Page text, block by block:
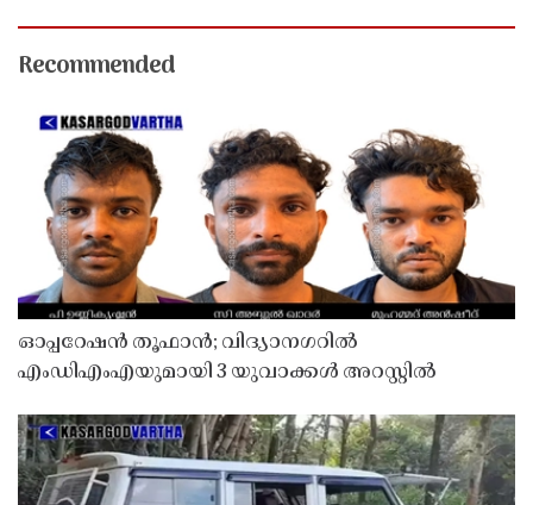
Recommended
ഓപ്പറേഷൻ തൂഫാൻ; വിദ്യാനഗറിൽ
എംഡിഎംഎയുമായി 3 യുവാക്കൾ അറസ്റ്റിൽ